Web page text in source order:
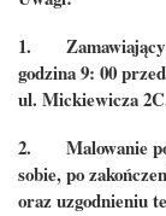
1.
godzina 9: 00
ul. Mickiewicza
2.
Malowanie
sobie, po
oraz uzgodnieniu